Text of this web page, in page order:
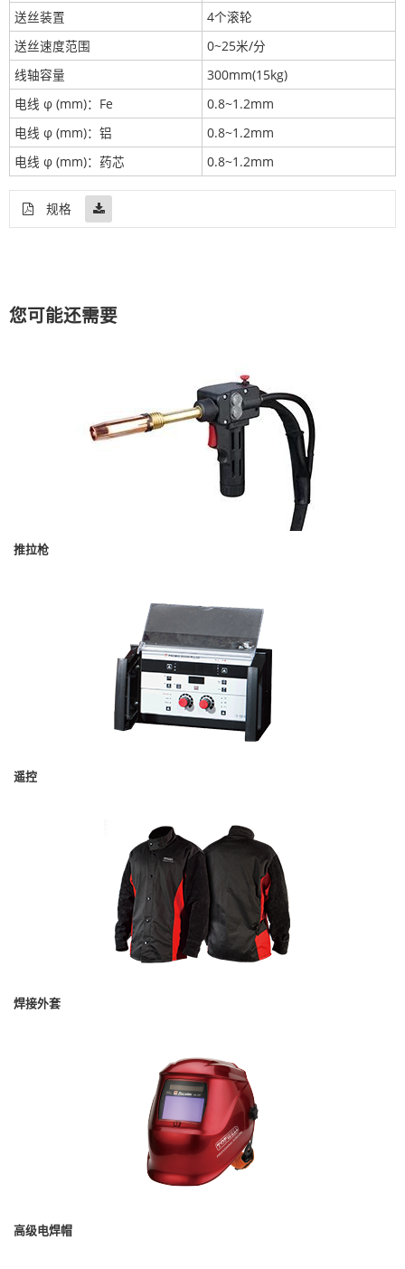
送丝装置
4个滚轮
送丝速度范围
0~25米/分
线轴容量
300mm(15kg)
电线 φ (mm)：Fe
0.8~1.2mm
电线 φ (mm)：铝
0.8~1.2mm
电线 φ (mm)：药芯
0.8~1.2mm
规格
您可能还需要
推拉枪
遥控
焊接外套
高级电焊帽